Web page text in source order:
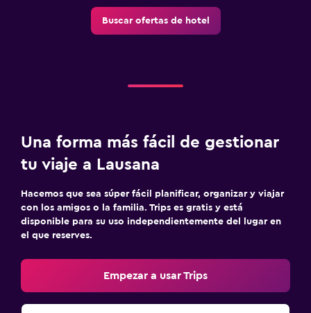
Buscar ofertas de hotel
Una forma más fácil de gestionar
tu viaje a Lausana
Hacemos que sea súper fácil planificar, organizar y viajar
con los amigos o la familia. Trips es gratis y está
disponible para su uso independientemente del lugar en
el que reserves.
Empezar a usar Trips